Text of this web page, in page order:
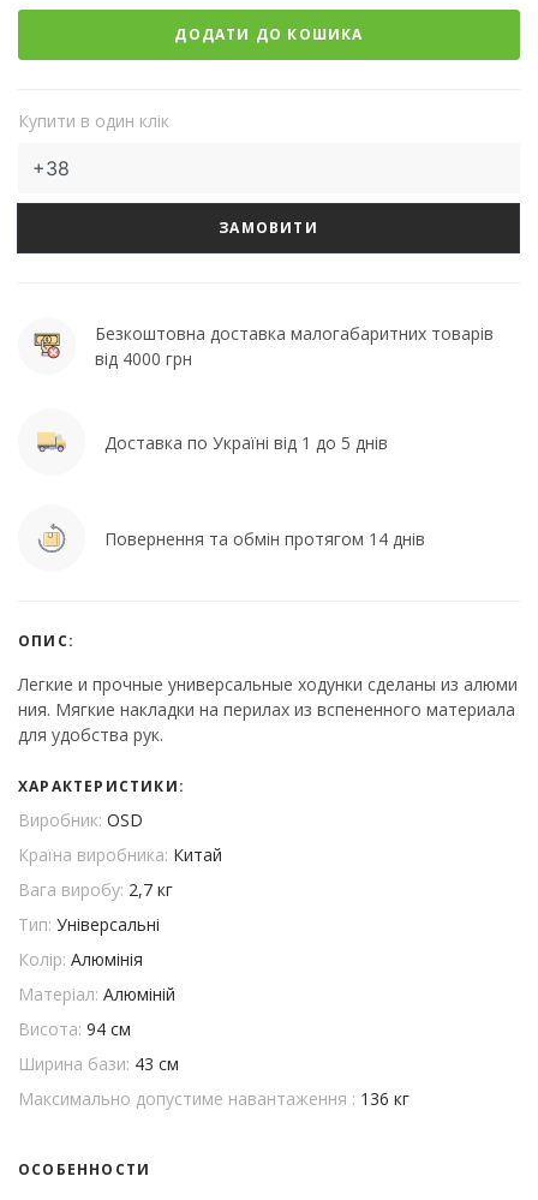
ДОДАТИ ДО КОШИКА
Купити в один клік
ЗАМОВИТИ
Безкоштовна доставка малогабаритних товарів
від 4000 грн
Доставка по Україні від 1 до 5 днів
Повернення та обмін протягом 14 днів
ОПИС:
Легкие и прочные универсальные ходунки сделаны из алюми
ния. Мягкие накладки на перилах из вспененного материала
для удобства рук.
ХАРАКТЕРИСТИКИ:
Виробник: OSD
Країна виробника: Китай
Вага виробу: 2,7 кг
Тип: Універсальні
Колір: Алюмінія
Матеріал: Алюміній
Висота: 94 см
Ширина бази: 43 см
Максимально допустиме навантаження : 136 кг
ОСОБЕННОСТИ